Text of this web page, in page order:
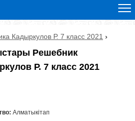
Кадыркулов Р. 7 класс 2021 ›
Решебник
Р. 7 класс 2021
Алматыкітап